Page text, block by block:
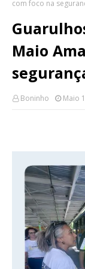
com foco na
Maio
Boninho Maio